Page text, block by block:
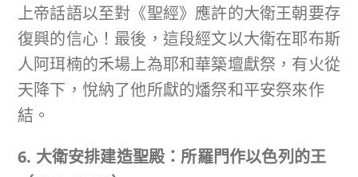
上帝話語以至對《聖經》應許的大衛王朝要存
復興的信心！最後，這段經文以大衛在耶布斯
人阿珥楠的禾場上為耶和華築壇獻祭，有火從
天降下，悅納了他所獻的燔祭和平安祭來作
結。
6. 大衛安排建造聖殿：所羅門作以色列的王